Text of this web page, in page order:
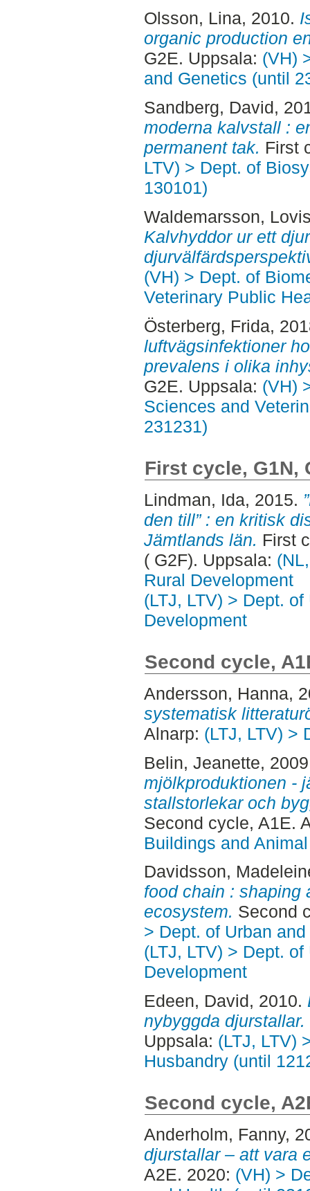
Olsson, Lina, 2010.
organic production
G2E. Uppsala: (VH)
and Genetics (until
Sandberg, David,
moderna kalvstall :
permanent tak. First
LTV) > Dept. of
130101)
Waldemarsson,
Kalvhyddor ur ett
(VH) > Dept. of
Veterinary Public
Österberg, Frida,
luftvägsinfektioner
prevalens i olika
G2E. Uppsala: (VH)
Sciences and
231231)
First cycle, G1N,
Lindman, Ida, 2015.
den till” : en kritisk
Jämtlands län. First
( G2F). Uppsala:
Rural Development
(LTJ, LTV) > Dept.
Development
Second cycle,
Andersson, Hanna,
systematisk
Alnarp: (LTJ, LTV) >
Belin, Jeanette,
mjölkproduktionen -
stallstorlekar och
Second cycle, A1E.
Buildings and
Davidsson,
food chain : shaping
ecosystem. Second
> Dept. of Urban
(LTJ, LTV) > Dept.
Development
Edeen, David, 2010.
nybyggda djurstallar.
Uppsala: (LTJ, LTV)
Husbandry (until
Second cycle,
Anderholm, Fanny,
djurstallar – att vara
A2E. 2020: (VH) >